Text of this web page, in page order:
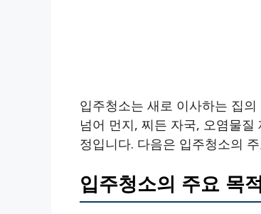
입주청소는 새로 이사하는 집
넘어 먼지, 찌든 자국, 오염물
정입니다. 다음은 입주청소의
입주청소의 주요 목적